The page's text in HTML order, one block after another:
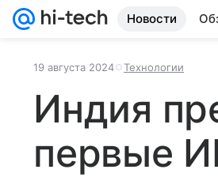
Новости
19 августа 2024 Технологии
Индия
первые